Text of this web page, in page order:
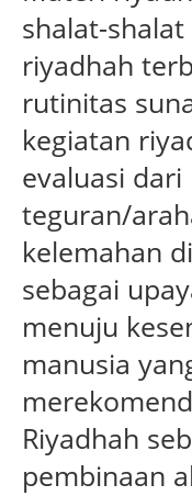
shalat-
riyadhah
rutinitas
kegiatan
evaluasi
teguran/
kelemahan
sebagai
menuju
manusia
Riyadhah
pembinaan